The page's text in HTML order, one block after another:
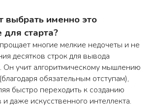
выбрать именно это
старта?
многие мелкие недочеты и не
десятков строк для вывода
Он учит алгоритмическому мышлению
обязательным отступам),
быстро переходить к созданию
даже искусственного интеллекта.